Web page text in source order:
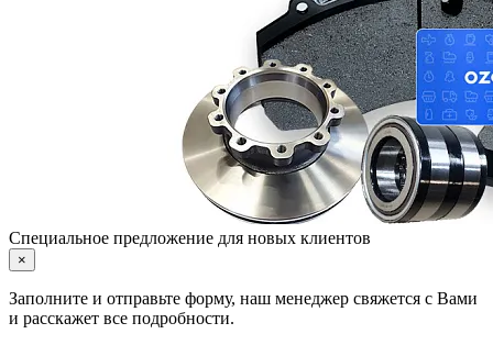
Специальное предложение для новых клиентов
×
Заполните и отправьте форму, наш менеджер свяжется с Вами
и расскажет все подробности.